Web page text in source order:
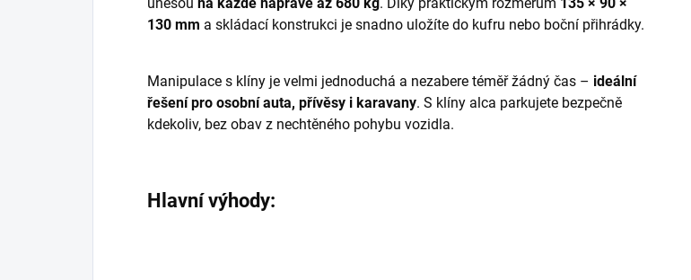
130 mm a skládací konstrukci je snadno uložíte do kufru nebo boční přihrádky.
Manipulace s klíny je velmi jednoduchá a nezabere téměř žádný čas – ideální
řešení pro osobní auta, přívěsy i karavany. S klíny alca parkujete bezpečně
kdekoliv, bez obav z nechtěného pohybu vozidla.
Hlavní výhody: